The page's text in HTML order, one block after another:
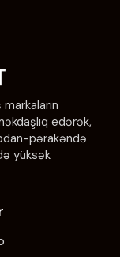
edərək,
pərakəndə
yüksək